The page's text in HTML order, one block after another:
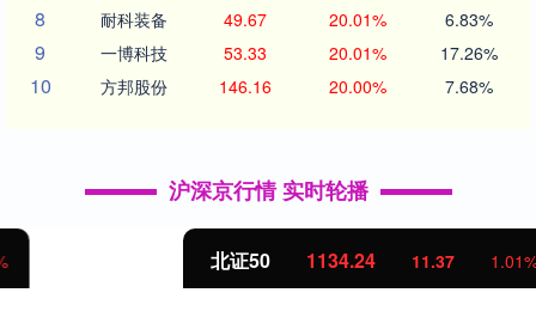
8 耐科装备 49.67 20.01% 6.83%
9 一博科技 53.33 20.01% 17.26%
10 方邦股份 146.16 20.00% 7.68%
沪深京行情 实时轮播
1134.24 11.37 1.01%